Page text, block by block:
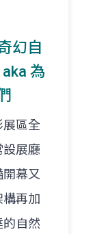
幻自
為
展區全
展廳
幕又
再加
的自然